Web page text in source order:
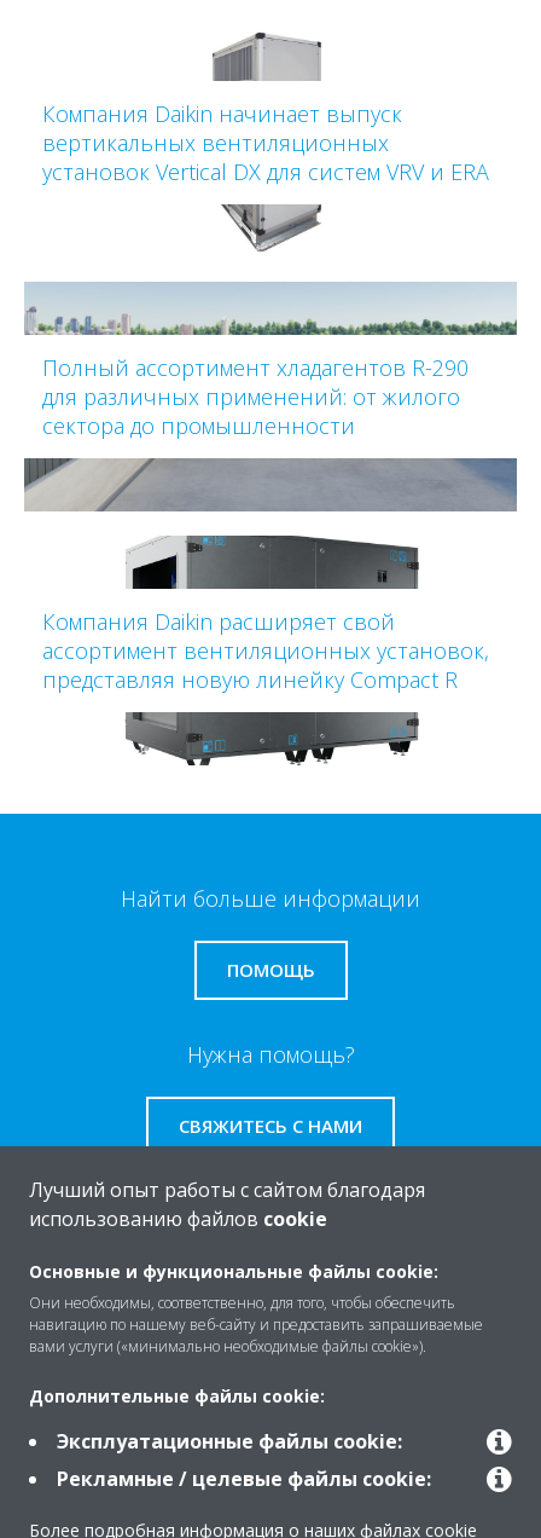
Компания Daikin начинает выпуск
вертикальных вентиляционных
установок Vertical DX для систем VRV и ERA
Полный ассортимент хладагентов R-290
для различных применений: от жилого
сектора до промышленности
Компания Daikin расширяет свой
ассортимент вентиляционных установок,
представляя новую линейку Compact R
Найти больше информации
ПОМОЩЬ
Нужна помощь?
СВЯЖИТЕСЬ С НАМИ
O Daikin
Решения
Помощь
Лучший опыт работы с сайтом благодаря
использованию файлов cookie
Основные и функциональные файлы cookie:
Они необходимы, соответственно, для того, чтобы обеспечить
навигацию по нашему веб-сайту и предоставить запрашиваемые
вами услуги («минимально необходимые файлы cookie»).
Дополнительные файлы cookie:
Эксплуатационные файлы cookie:
Рекламные / целевые файлы cookie:
Более подробная информация о наших файлах cookie